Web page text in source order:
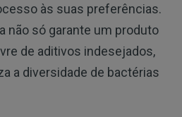
às suas preferências.
não só garante um produto
de aditivos indesejados,
a diversidade de bactérias